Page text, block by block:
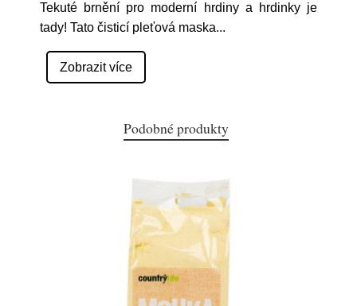
Tekuté brnění pro moderní hrdiny a hrdinky je
tady! Tato čisticí pleťová maska...
Zobrazit více
Podobné produkty